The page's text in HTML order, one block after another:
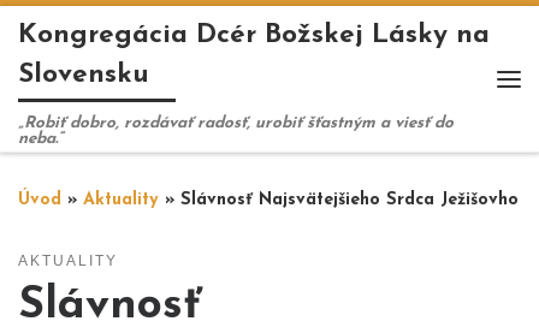
Skip to content
Kongregácia Dcér Božskej Lásky na
Slovensku
„Robiť dobro, rozdávať radosť, urobiť šťastným a viesť do
neba.“
Úvod » Aktuality » Slávnosť Najsvätejšieho Srdca Ježišovho
AKTUALITY
Slávnosť